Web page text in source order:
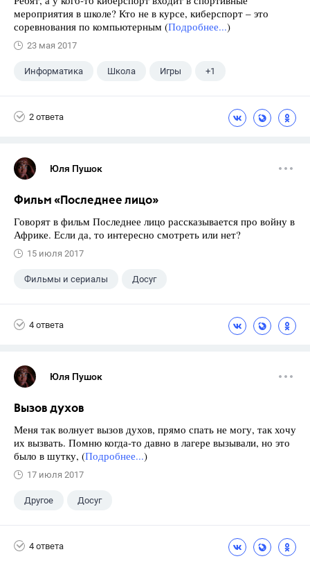
мероприятия в школе? Кто не в курсе, киберспорт – это
соревнования по компьютерным (Подробнее...)
23 мая 2017
Информатика Школа Игры +1
2 ответа
Юля Пушок
Фильм «Последнее лицо»
Говорят в фильм Последнее лицо рассказывается про войну в
Африке. Если да, то интересно смотреть или нет?
15 июля 2017
Фильмы и сериалы Досуг
4 ответа
Юля Пушок
Вызов духов
Меня так волнует вызов духов, прямо спать не могу, так хочу
их вызвать. Помню когда-то давно в лагере вызывали, но это
было в шутку, (Подробнее...)
17 июля 2017
Другое Досуг
4 ответа